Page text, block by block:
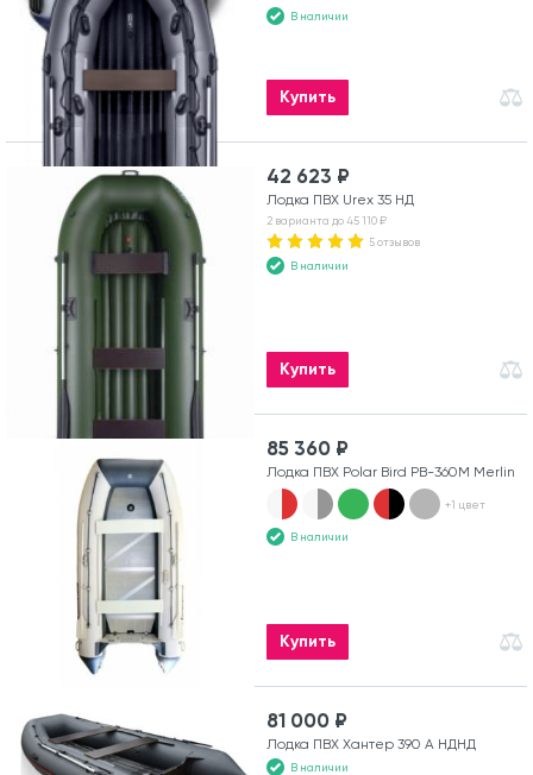
В наличии
Купить
42 623 ₽
Лодка ПВХ Urex 35 НД
2 варианта до 45 110 ₽
5 отзывов
В наличии
Купить
85 360 ₽
Лодка ПВХ Polar Bird PB-360M Merlin
+1 цвет
В наличии
Купить
81 000 ₽
Лодка ПВХ Хантер 390 А НДНД
В наличии